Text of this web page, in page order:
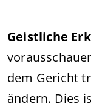
Geistliche
dem Gericht
ändern. Dies